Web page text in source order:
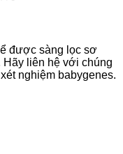
được sàng lọc sơ
Hãy liên hệ với chúng
nghiệm babygenes.